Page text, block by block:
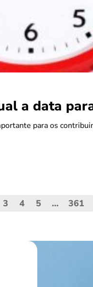
a data
para os
3 4 5 … 361